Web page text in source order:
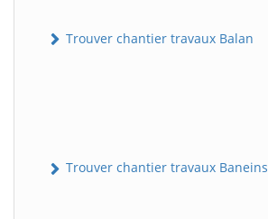
Trouver chantier travaux Balan
Trouver chantier travaux Baneins